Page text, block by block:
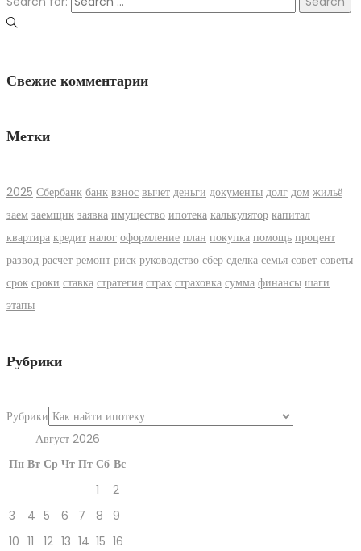
Свежие комментарии
Метки
2025 Сбербанк банк взнос вычет деньги документы долг дом жильё
заем заемщик заявка имущество ипотека калькулятор капитал
квартира кредит налог оформление план покупка помощь процент
развод расчет ремонт риск руководство сбер сделка семья совет советы
срок сроки ставка стратегия страх страховка сумма финансы шаги
этапы
Рубрики
Рубрики
Август 2026
Пн Вт Ср Чт Пт Сб Вс
1
2
3
4 5 6 7 8
9
10 11 12 13 14 15 16